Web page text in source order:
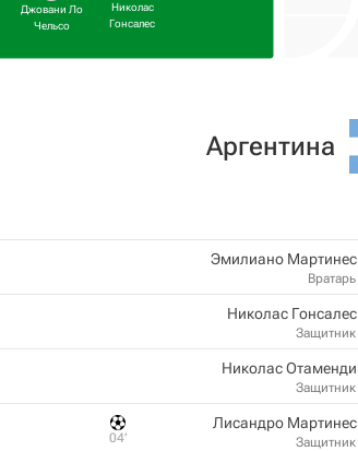
Николас
Гонсалес
Джовани Ло
Чельсо
Аргентина
Эмилиано Мартинес
Вратарь
Николас Гонсалес
Защитник
Николас Отаменди
Защитник
Лисандро Мартинес
Защитник
04‎’‎